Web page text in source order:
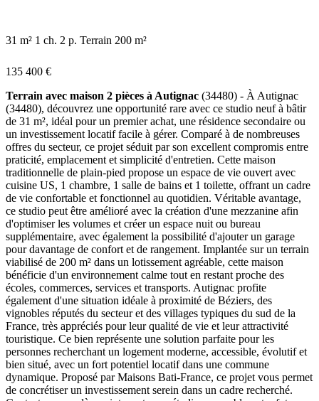
31 m² 1 ch. 2 p. Terrain 200 m²
135 400 €
Terrain avec maison 2 pièces à Autignac (34480) - À Autignac
(34480), découvrez une opportunité rare avec ce studio neuf à bâtir
de 31 m², idéal pour un premier achat, une résidence secondaire ou
un investissement locatif facile à gérer. Comparé à de nombreuses
offres du secteur, ce projet séduit par son excellent compromis entre
praticité, emplacement et simplicité d'entretien. Cette maison
traditionnelle de plain-pied propose un espace de vie ouvert avec
cuisine US, 1 chambre, 1 salle de bains et 1 toilette, offrant un cadre
de vie confortable et fonctionnel au quotidien. Véritable avantage,
ce studio peut être amélioré avec la création d'une mezzanine afin
d'optimiser les volumes et créer un espace nuit ou bureau
supplémentaire, avec également la possibilité d'ajouter un garage
pour davantage de confort et de rangement. Implantée sur un terrain
viabilisé de 200 m² dans un lotissement agréable, cette maison
bénéficie d'un environnement calme tout en restant proche des
écoles, commerces, services et transports. Autignac profite
également d'une situation idéale à proximité de Béziers, des
vignobles réputés du secteur et des villages typiques du sud de la
France, très appréciés pour leur qualité de vie et leur attractivité
touristique. Ce bien représente une solution parfaite pour les
personnes recherchant un logement moderne, accessible, évolutif et
bien situé, avec un fort potentiel locatif dans une commune
dynamique. Proposé par Maisons Bati-France, ce projet vous permet
de concrétiser un investissement serein dans un cadre recherché.